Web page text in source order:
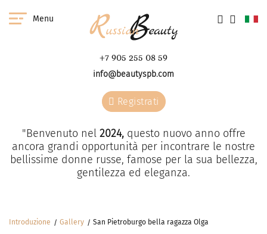
Menu
+7 905 255 08 59
info@beautyspb.com
Registrati
"Benvenuto nel 2024, questo nuovo anno offre
ancora grandi opportunità per incontrare le nostre
bellissime donne russe, famose per la sua bellezza,
gentilezza ed eleganza.
Introduzione Gallery San Pietroburgo bella ragazza Olga